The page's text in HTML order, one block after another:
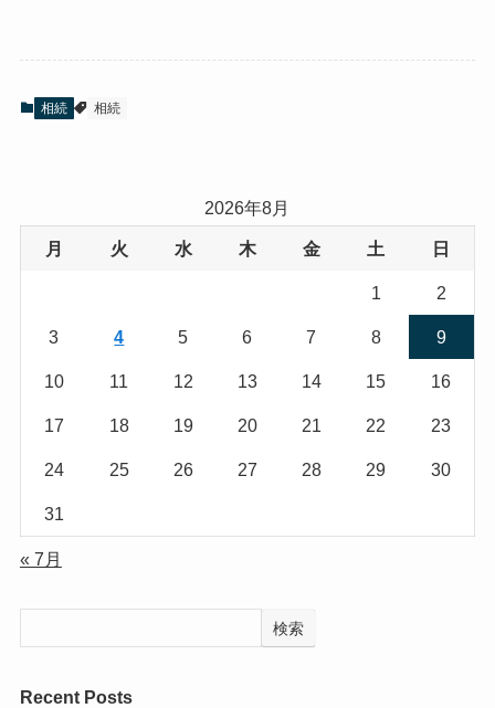
相続 相続
2026年8月
月 火 水 木 金 土 日
1 2
3 4 5 6 7 8 9
10 11 12 13 14 15 16
17 18 19 20 21 22 23
24 25 26 27 28 29 30
31
« 7月
検索
Recent Posts